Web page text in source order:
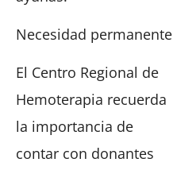
Necesidad permanente
El Centro Regional de
Hemoterapia recuerda
la importancia de
contar con donantes